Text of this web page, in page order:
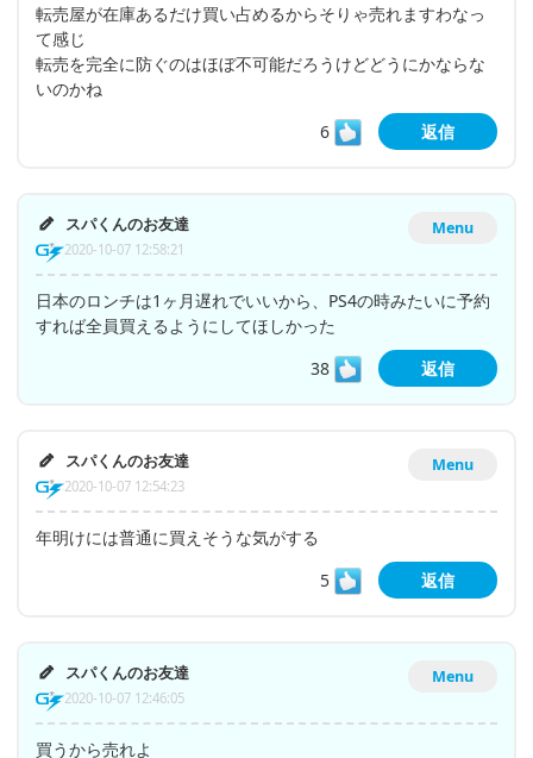
転売屋が在庫あるだけ買い占めるからそりゃ売れますわなっ
て感じ
転売を完全に防ぐのはほぼ不可能だろうけどどうにかならな
いのかね
6
返信
Menu
スパくんのお友達
2020-10-07 12:58:21
日本のロンチは1ヶ月遅れでいいから、PS4の時みたいに予約
すれば全員買えるようにしてほしかった
38
返信
Menu
スパくんのお友達
2020-10-07 12:54:23
年明けには普通に買えそうな気がする
5
返信
Menu
スパくんのお友達
2020-10-07 12:46:05
買うから売れよ